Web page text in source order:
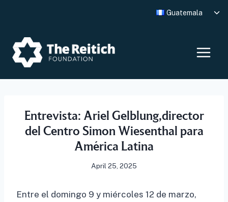
Guatemala
Entrevista: Ariel Gelblung,director
del Centro Simon Wiesenthal para
América Latina
April 25, 2025
Entre el domingo 9 y miércoles 12 de marzo,